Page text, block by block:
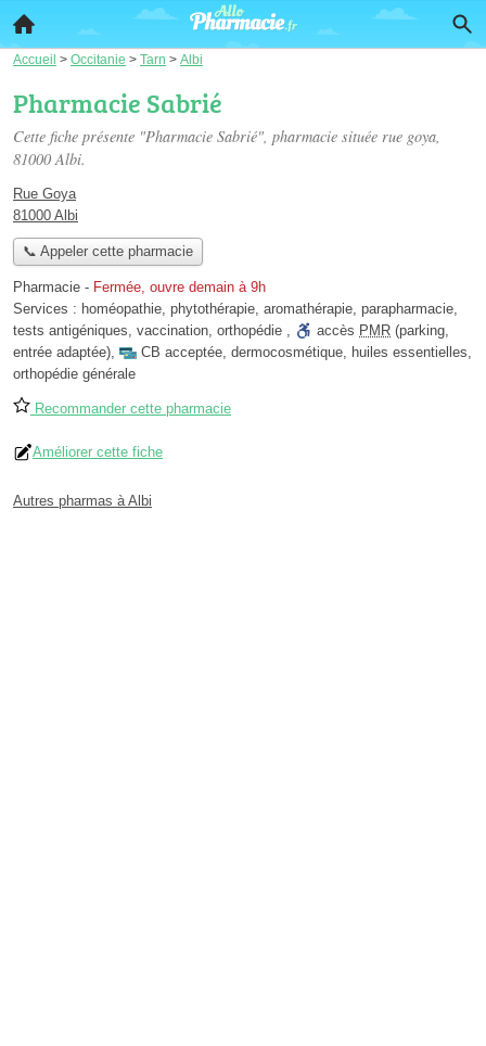
Accueil > Occitanie > Tarn > Albi
Pharmacie Sabrié
Cette fiche présente "Pharmacie Sabrié", pharmacie située rue goya,
81000 Albi.
Rue Goya
81000 Albi
📞 Appeler cette pharmacie
Pharmacie - Fermée, ouvre demain à 9h
Services : homéopathie, phytothérapie, aromathérapie, parapharmacie,
tests antigéniques, vaccination, orthopédie , accès PMR (parking,
entrée adaptée), CB acceptée, dermocosmétique, huiles essentielles,
orthopédie générale
Recommander cette pharmacie
Améliorer cette fiche
Autres pharmas à Albi